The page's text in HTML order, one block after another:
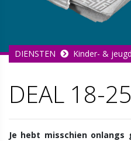
DIENSTEN Kinder- &
DEAL 18-25
Je hebt misschien onlangs